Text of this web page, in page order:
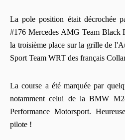
La pole position était décrochée
#176 Mercedes AMG Team Black
la troisième place sur la grille de
Sport Team WRT des français
La course a été marquée par
notamment celui de la BMW
Performance Motorsport.
pilote !